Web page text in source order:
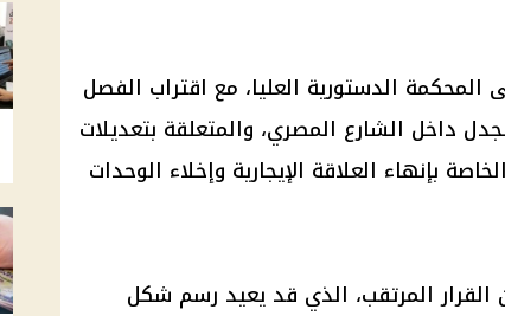
المحكمة الدستورية العليا، مع اقتراب الفصل
داخل الشارع المصري، والمتعلقة بتعديلات
بإنهاء العلاقة الإيجارية وإخلاء الوحدات
القرار المرتقب، الذي قد يعيد رسم شكل